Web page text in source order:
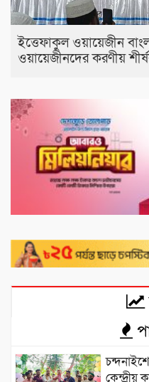
ইত্তেফাকুল ওয়ায়েজীন
ওয়ায়েজীনদের করণীয়
কেন্দ্রীয়